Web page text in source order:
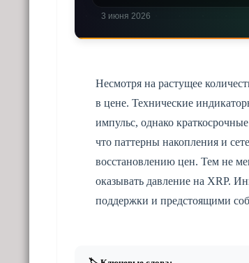
Несмотря на растущее
в цене. Технические
импульс, однако
что паттерны накопления и
восстановлению цен. Тем не
оказывать давление на XRP.
поддержки и предстоящими